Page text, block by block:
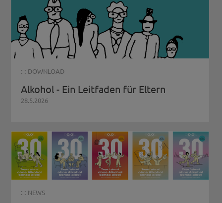
: : DOWNLOAD
Alkohol - Ein Leitfaden für Eltern
28.5.2026
: : NEWS